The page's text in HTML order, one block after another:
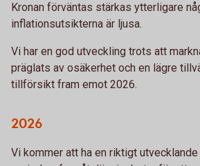
Kronan förväntas stärkas ytterligare
inflationsutsikterna är ljusa.
Vi har en god utveckling trots att
präglats av osäkerhet och en lägre
tillförsikt fram emot 2026.
2026
Vi kommer att ha en riktigt